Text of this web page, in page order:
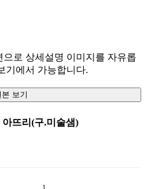
로 상세설명 이미지를 자유롭
기에서 가능합니다.
본 보기
뜨리(구.미술샘)